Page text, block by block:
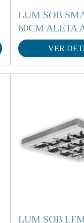
LUM SOB
60CM ALETA
VER
LUM SOB